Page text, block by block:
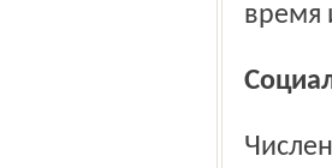
время
Численность граждан, пользующихся социальной